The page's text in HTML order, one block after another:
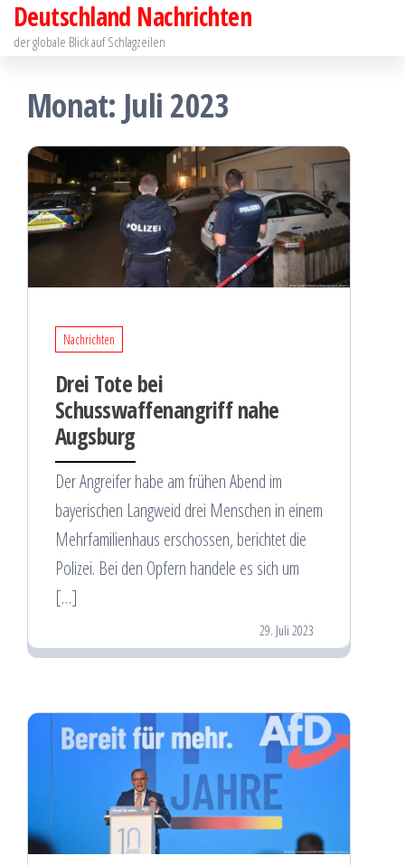
Zum
Inhalt
Deutschland Nachrichten
der globale Blick auf Schlagzeilen
Monat: Juli 2023
Nachrichten
Drei Tote bei
Schusswaffenangriff nahe
Augsburg
Der Angreifer habe am frühen Abend im
bayerischen Langweid drei Menschen in einem
Mehrfamilienhaus erschossen, berichtet die
Polizei. Bei den Opfern handele es sich um
[…]
29. Juli 2023